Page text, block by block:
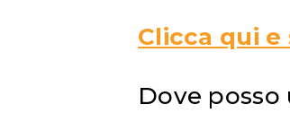
Clicca qui
Dove posso